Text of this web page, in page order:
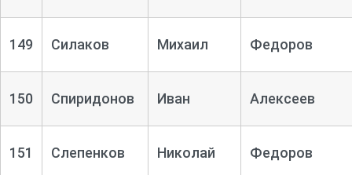
149 Силаков Михаил Федоров
150 Спиридонов Иван Алексеев
151 Слепенков Николай Федоров